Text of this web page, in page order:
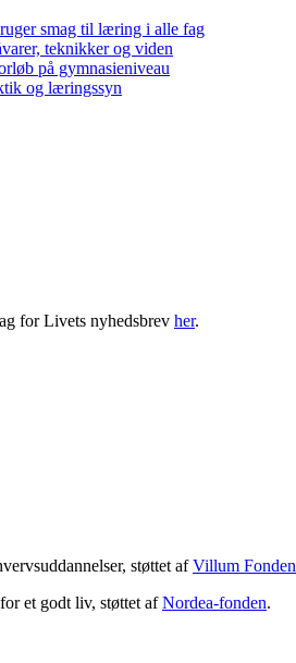
smag til læring i alle fag
teknikker og viden
på gymnasieniveau
og læringssyn
for Livets nyhedsbrev her.
støttet afVillum Fonden
et godt liv, støttet afNordea-fonden.